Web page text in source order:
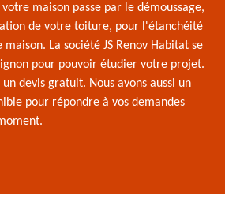
maison passe par le démoussage,
de votre toiture, pour l'étanchéité
La société JS Renov Habitat se
pour pouvoir étudier votre projet.
devis gratuit. Nous avons aussi un
pour répondre à vos demandes